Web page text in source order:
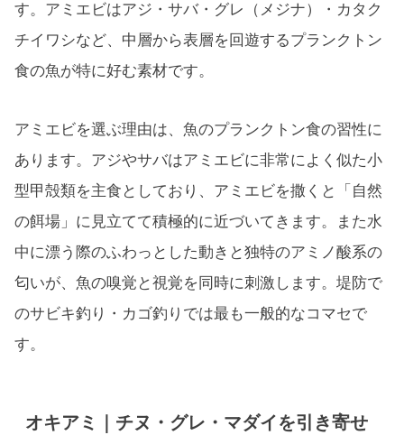
す。アミエビはアジ・サバ・グレ（メジナ）・カタク
チイワシなど、中層から表層を回遊するプランクトン
食の魚が特に好む素材です。
アミエビを選ぶ理由は、魚のプランクトン食の習性に
あります。アジやサバはアミエビに非常によく似た小
型甲殻類を主食としており、アミエビを撒くと「自然
の餌場」に見立てて積極的に近づいてきます。また水
中に漂う際のふわっとした動きと独特のアミノ酸系の
匂いが、魚の嗅覚と視覚を同時に刺激します。堤防で
のサビキ釣り・カゴ釣りでは最も一般的なコマセで
す。
オキアミ｜チヌ・グレ・マダイを引き寄せ